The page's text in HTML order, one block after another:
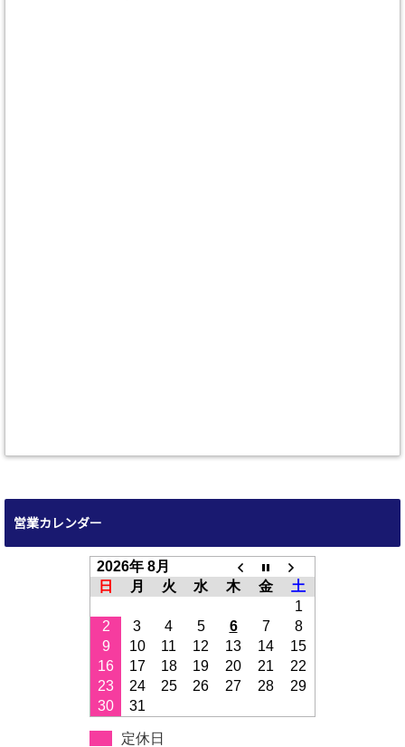
営業カレンダー
2026年 8月
日
月 火 水 木 金
土
1
2
3 4 5 6 7
8
9
10 11 12 13 14
15
16
17 18 19 20 21
22
23
24 25 26 27 28
29
30
31
定休日